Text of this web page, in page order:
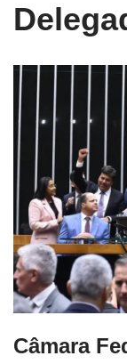
Câmara